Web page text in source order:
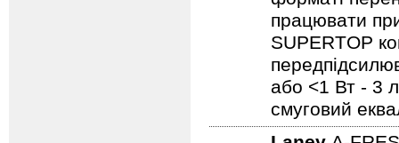
працювати
SUPERTOP
або <1 Вт - 3
смуговий